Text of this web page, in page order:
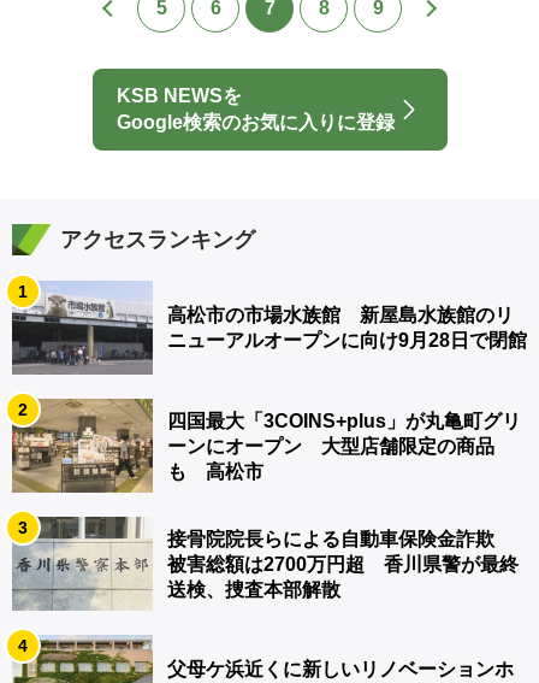
5 6 7 8 9
KSB NEWSを
Google検索のお気に入りに登録
アクセスランキング
1
高松市の市場水族館 新屋島水族館のリ
ニューアルオープンに向け9月28日で閉館
2
四国最大「3COINS+plus」が丸亀町グリ
ーンにオープン 大型店舗限定の商品
も 高松市
3
接骨院院長らによる自動車保険金詐欺
被害総額は2700万円超 香川県警が最終
送検、捜査本部解散
4
父母ケ浜近くに新しいリノベーションホ